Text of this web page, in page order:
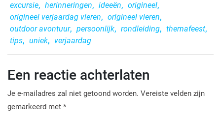
excursie, herinneringen, ideeën, origineel,
origineel verjaardag vieren, origineel vieren,
outdoor avontuur, persoonlijk, rondleiding, themafeest,
tips, uniek, verjaardag
Een reactie achterlaten
Je e-mailadres zal niet getoond worden. Vereiste velden zijn
gemarkeerd met *